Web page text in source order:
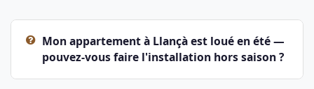
Mon appartement à Llançà est loué en été —
pouvez-vous faire l'installation hors saison ?